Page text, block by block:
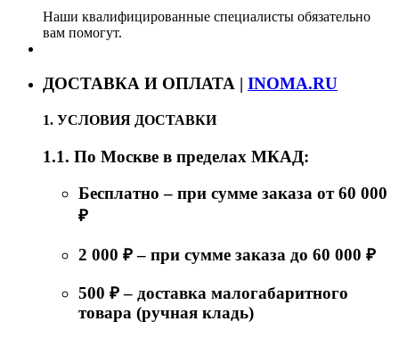
Наши квалифицированные специалисты обязательно
вам помогут.
ДОСТАВКА И ОПЛАТА | INOMA.RU
1. УСЛОВИЯ ДОСТАВКИ
1.1. По Москве в пределах МКАД:
Бесплатно – при сумме заказа от 60 000
₽
2 000 ₽ – при сумме заказа до 60 000 ₽
500 ₽ – доставка малогабаритного
товара (ручная кладь)